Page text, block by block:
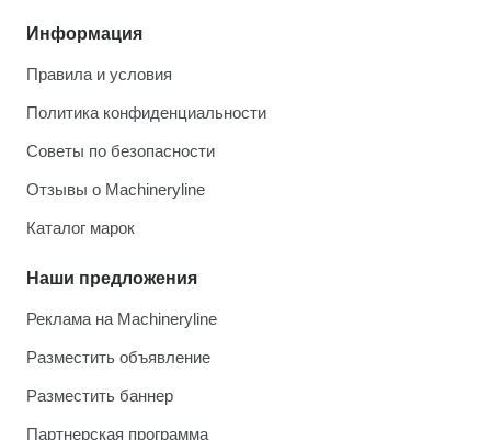
Информация
Правила и условия
Политика конфиденциальности
Советы по безопасности
Отзывы о Machineryline
Каталог марок
Наши предложения
Реклама на Machineryline
Разместить объявление
Разместить баннер
Партнерская программа